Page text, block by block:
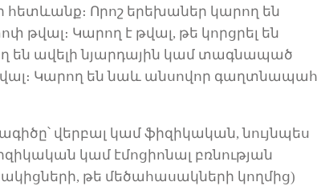
հետևանք։ Որոշ երեխաներ կարող են
թվալ։ Կարող է թվալ, թե կորցրել են
են ավելի նյարդային կամ տագնապած
Կարող են նաև անսովոր գաղտնապահ
ագիծը՝ վերբալ կամ ֆիզիկական, նույնպես
կամ էմոցիոնալ բռնության
թե մեծահասակների կողմից)